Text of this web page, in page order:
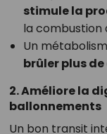
stimule la
la combustion
Un
brûler plus
2. Améliore la
ballonnements
Un bon transit